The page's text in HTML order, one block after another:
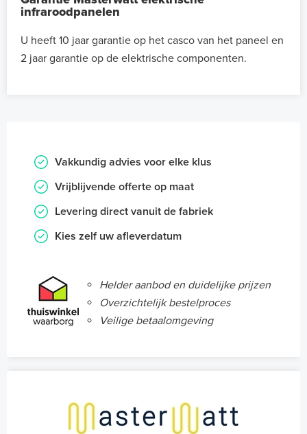
infraroodpanelen
U heeft 10 jaar garantie op het casco van het paneel en
2 jaar garantie op de elektrische componenten.
Vakkundig advies voor elke klus
Vrijblijvende offerte op maat
Levering direct vanuit de fabriek
Kies zelf uw afleverdatum
Helder aanbod en duidelijke prijzen
Overzichtelijk bestelproces
Veilige betaalomgeving